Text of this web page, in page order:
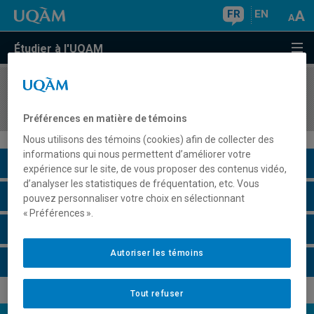
FR EN
Étudier à l'UQAM
COURS//
Description du cours
Horaire - Été 2026
Préférences en matière de témoins
Nous utilisons des témoins (cookies) afin de collecter des
informations qui nous permettent d’améliorer votre
expérience sur le site, de vous proposer des contenus vidéo,
d’analyser les statistiques de fréquentation, etc. Vous
pouvez personnaliser votre choix en sélectionnant
« Préférences ».
Tout refuser
Autoriser les témoins